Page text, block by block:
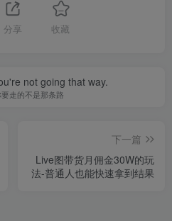
分享 收藏
not going that way.
走的不是那条路
下一篇
Live图带货月佣金30W的玩
法-普通人也能快速拿到结果